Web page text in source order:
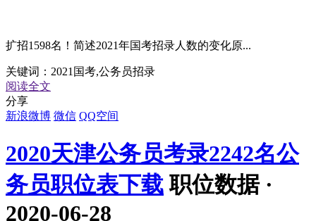
扩招1598名！简述2021年国考招录人数的变化原...
关键词： 2021国考,公务员招录
阅读全文
分享
新浪微博 微信 QQ空间
2020天津公务员考录2242名公
务员职位表下载 职位数据 ·
2020-06-28